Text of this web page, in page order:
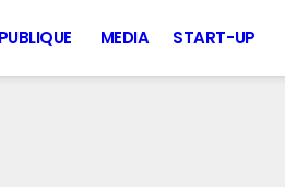
MEDIA START-UP